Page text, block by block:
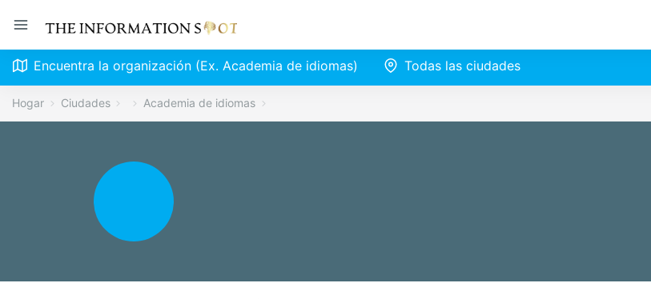
Encuentra la organización (Ex. Academia de idiomas) Todas las ciudades
Hogar Ciudades Academia de idiomas